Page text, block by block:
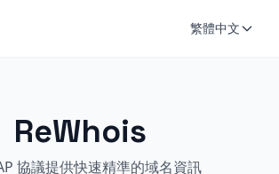
繁體中文
ReWhois
協議提供快速精準的域名資訊